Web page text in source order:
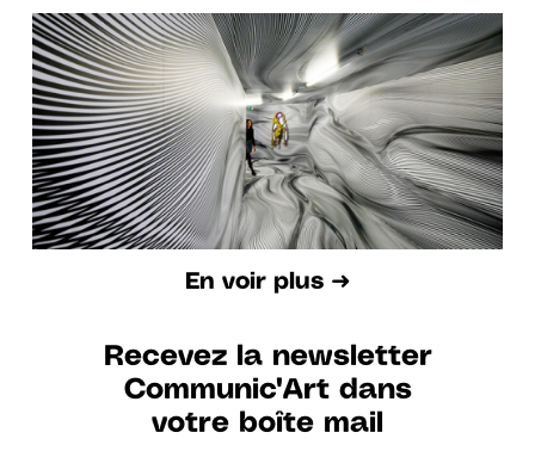
2023
En voir plus ➜
Recevez la newsletter
Communic'Art dans
votre boîte mail